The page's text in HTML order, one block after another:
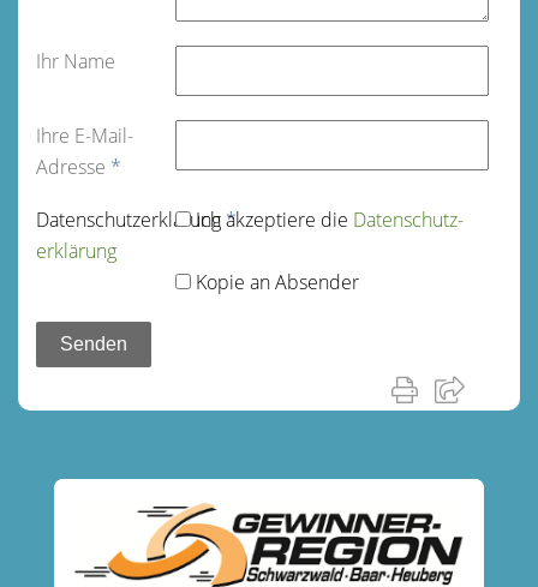
Ihr Name
Ihre E-Mail-
Adresse *
Datenschutz­erklärung*
Ich akzeptiere die Datenschutz­
erklärung
Kopie an Absender